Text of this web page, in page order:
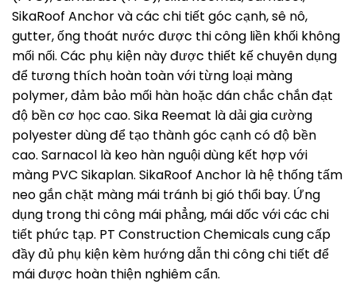
SikaRoof Anchor và các chi tiết góc cạnh, sê nô,
gutter, ống thoát nước được thi công liền khối không
mối nối. Các phụ kiện này được thiết kế chuyên dụng
để tương thích hoàn toàn với từng loại màng
polymer, đảm bảo mối hàn hoặc dán chắc chắn đạt
độ bền cơ học cao. Sika Reemat là dải gia cường
polyester dùng để tạo thành góc cạnh có độ bền
cao. Sarnacol là keo hàn nguội dùng kết hợp với
màng PVC Sikaplan. SikaRoof Anchor là hệ thống tấm
neo gắn chặt màng mái tránh bị gió thổi bay. Ứng
dụng trong thi công mái phẳng, mái dốc với các chi
tiết phức tạp. PT Construction Chemicals cung cấp
đầy đủ phụ kiện kèm hướng dẫn thi công chi tiết để
mái được hoàn thiện nghiêm cẩn.